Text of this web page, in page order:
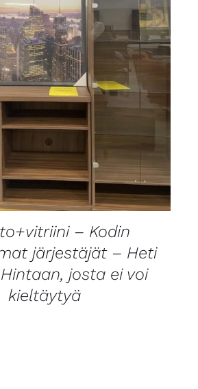
LISÄTIEDOT
– Kodin
järjestäjät – Heti
josta ei voi
kieltäytyä